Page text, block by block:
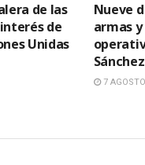
de las
de
Unidas
Nueve
armas
Sánchez
7